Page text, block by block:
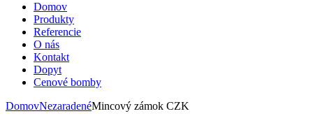
Domov
Produkty
Referencie
O nás
Kontakt
Dopyt
Cenové bomby
DomovNezaradenéMincový zámok CZK